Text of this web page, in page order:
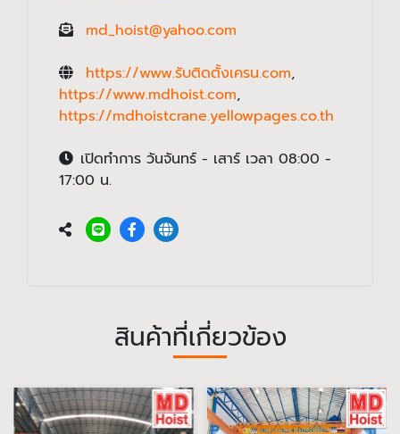
md_hoist@yahoo.com
https://www.รับติดตั้งเครน.com,
https://www.mdhoist.com,
https://mdhoistcrane.yellowpages.co.th
เปิดทำการ วันจันทร์ - เสาร์ เวลา 08:00 -
17:00 น.
สินค้าที่เกี่ยวข้อง